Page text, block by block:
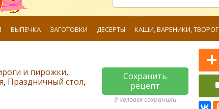
ВЫПЕЧКА ЗАГОТОВКИ ДЕСЕРТЫ КАШИ, ВАРЕНИКИ, ТВОРОГ
и пирожки,
, Праздничный стол,
Сохранить
рецепт
9 человек сохранили